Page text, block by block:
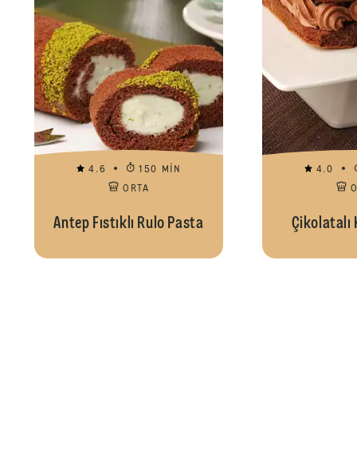
4.6
150 MIN
ORTA
Antep Fıstıklı Rulo Pasta
4.0
Çikolatalı